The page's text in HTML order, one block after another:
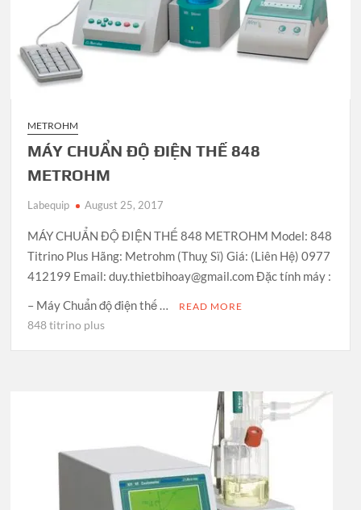
METROHM
MÁY CHUẨN ĐỘ ĐIỆN THẾ 848
METROHM
Labequip August 25, 2017
MÁY CHUẨN ĐỘ ĐIỆN THẾ 848 METROHM Model: 848
Titrino Plus Hãng: Metrohm (Thuỵ Sĩ) Giá: (Liên Hệ) 0977
412199 Email: duy.thietbihoay@gmail.com Đặc tính máy :
– Máy Chuẩn độ điện thế …
READ MORE
848 titrino plus